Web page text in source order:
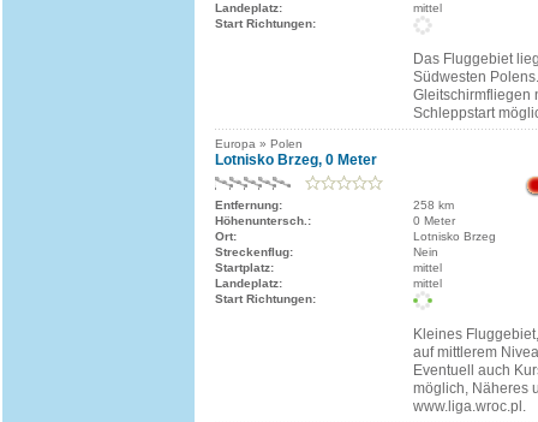
Landeplatz:
mittel
Start Richtungen:
Das Fluggebiet
Südwesten
Gleitschirmfliegen
Schleppstart
Europa » Polen
Lotnisko Brzeg, 0 Meter
Entfernung:
258 km
Höhenuntersch.:
0 Meter
Ort:
Lotnisko Brzeg
Streckenflug:
Nein
Startplatz:
mittel
Landeplatz:
mittel
Start Richtungen:
Kleines
auf mittlerem
Eventuell auch
möglich, Näheres
www.liga.wroc.pl.